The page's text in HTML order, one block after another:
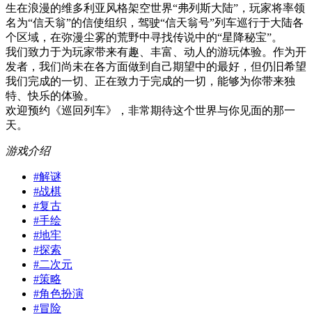
生在浪漫的维多利亚风格架空世界“弗列斯大陆”，玩家将率领
名为“信天翁”的信使组织，驾驶“信天翁号”列车巡行于大陆各
个区域，在弥漫尘雾的荒野中寻找传说中的“星降秘宝”。
我们致力于为玩家带来有趣、丰富、动人的游玩体验。作为开
发者，我们尚未在各方面做到自己期望中的最好，但仍旧希望
我们完成的一切、正在致力于完成的一切，能够为你带来独
特、快乐的体验。
欢迎预约《巡回列车》，非常期待这个世界与你见面的那一
天。
游戏介绍
#解谜
#战棋
#复古
#手绘
#地牢
#探索
#二次元
#策略
#角色扮演
#冒险